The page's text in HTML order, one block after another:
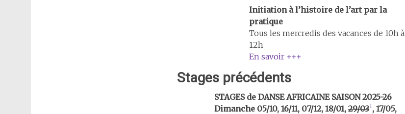
Initiation à l’histoire de l’art par la
pratique
Tous les mercredis des vacances de 10h à
12h
En savoir +++
Stages précédents
STAGES de DANSE AFRICAINE SAISON 2025-26
Dimanche 05/10, 16/11, 07/12, 18/01,29/031, 17/05,